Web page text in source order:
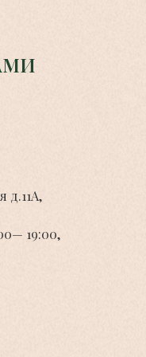
д.11А,
19:00,